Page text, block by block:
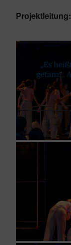
Projektleitung: